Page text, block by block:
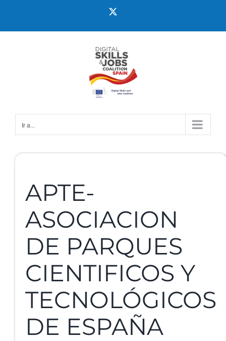
Ir a...
APTE-
ASOCIACION
DE PARQUES
CIENTIFICOS Y
TECNOLÓGICOS
DE ESPAÑA